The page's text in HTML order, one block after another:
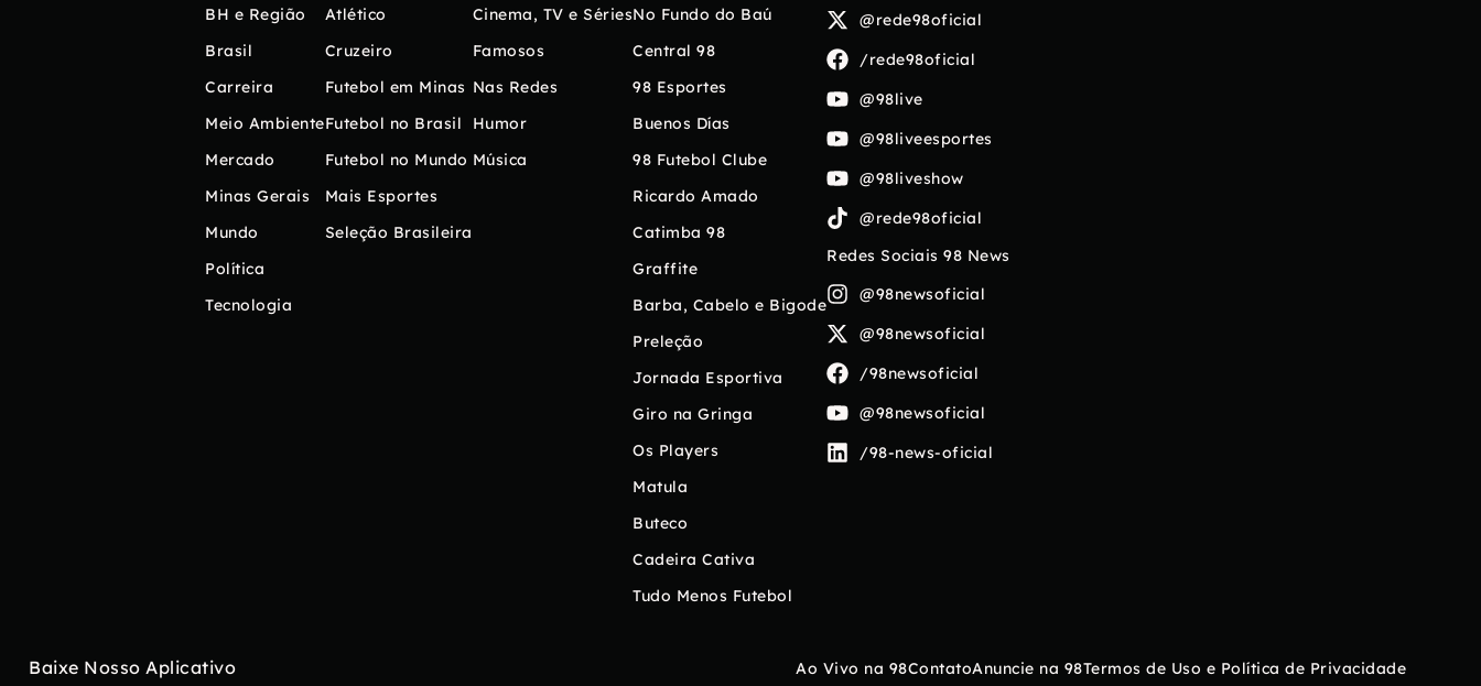
BH e Região
Brasil
Carreira
Meio Ambiente
Mercado
Minas Gerais
Mundo
Política
Tecnologia
Atlético
Cruzeiro
Futebol em Minas
Futebol no Brasil
Futebol no Mundo
Mais Esportes
Seleção Brasileira
Cinema, TV e Séries
Famosos
Nas Redes
Humor
Música
No Fundo do Baú
Central 98
98 Esportes
Buenos Días
98 Futebol Clube
Ricardo Amado
Catimba 98
Graffite
Barba, Cabelo e Bigode
Preleção
Jornada Esportiva
Giro na Gringa
Os Players
Matula
Buteco
Cadeira Cativa
Tudo Menos Futebol
@rede98oficial
/rede98oficial
@98live
@98liveesportes
@98liveshow
@rede98oficial
Redes Sociais 98 News
@98newsoficial
@98newsoficial
/98newsoficial
@98newsoficial
/98-news-oficial
Baixe Nosso Aplicativo Ao Vivo na 98ContatoAnuncie na 98Termos de Uso e Política de Privacidade